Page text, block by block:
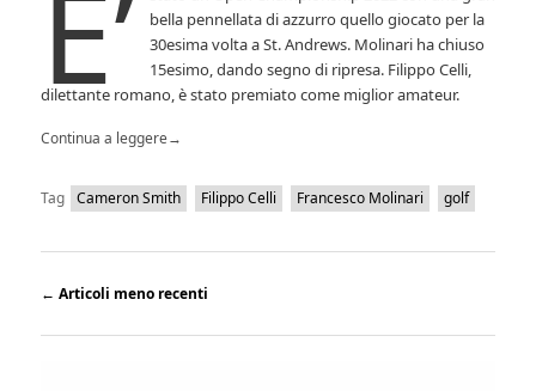
bella pennellata di azzurro quello giocato per la
30esima volta a St. Andrews. Molinari ha chiuso
15esimo, dando segno di ripresa. Filippo Celli,
dilettante romano, è stato premiato come miglior amateur.
Continua a leggere→
Tag Cameron Smith Filippo Celli Francesco Molinari golf
← Articoli meno recenti